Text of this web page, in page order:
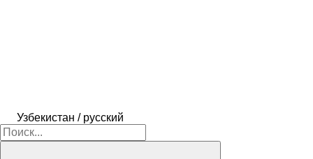
Узбекистан / русский